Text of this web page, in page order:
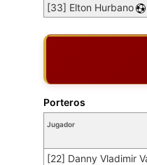
[33] Elton Hurbano
Jugador
[22] Danny Vladimir
Porteros